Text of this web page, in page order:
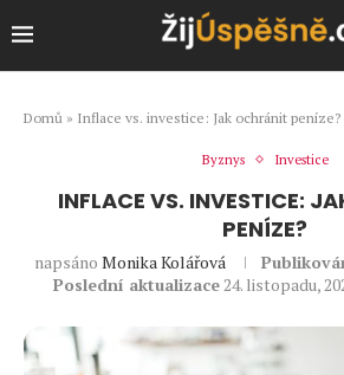
Domů » Inflace vs. investice: Jak ochránit peníze?
Byznys Investice
INFLACE VS. INVESTICE:
PENÍZE?
napsáno Monika Kolářová
Poslední aktualizace24. listopadu,